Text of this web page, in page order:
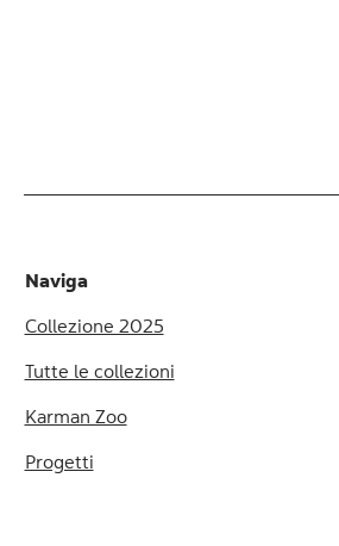
Naviga
Collezione 2025
Tutte le collezioni
Karman Zoo
Progetti